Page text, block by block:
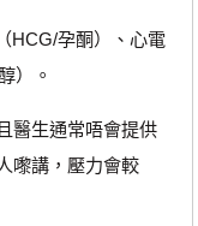
HCG/孕酮）、心電
）。
醫生通常唔會提供
嚟講，壓力會較